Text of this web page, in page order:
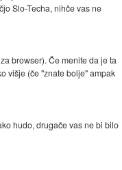
Slo-Techa, nihče vas ne
browser). Če menite da je ta
višje (če "znate bolje" ampak
hudo, drugače vas ne bi bilo